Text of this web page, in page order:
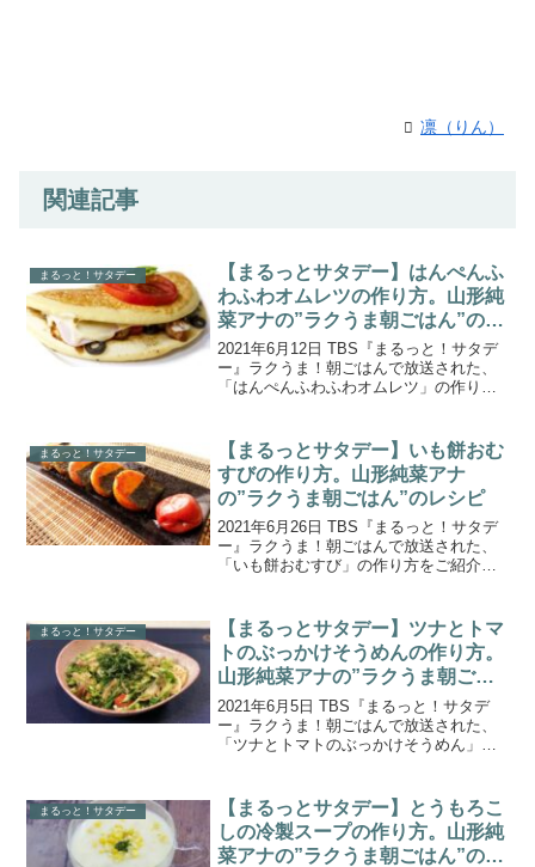
凛（りん）
関連記事
まるっと！サタデー
【まるっとサタデー】はんぺんふ
わふわオムレツの作り方。山形純
菜アナの”ラクうま朝ごはん”のレ
シピ
2021年6月12日 TBS『まるっと！サタデ
ー』ラクうま！朝ごはんで放送された、
「はんぺんふわふわオムレツ」の作り方
えてくれたのは、オンライン料理教室が
大人気の時短料...
まるっと！サタデー
【まるっとサタデー】いも餅おむ
すびの作り方。山形純菜アナ
の”ラクうま朝ごはん”のレシピ
2021年6月26日 TBS『まるっと！サタデ
ー』ラクうま！朝ごはんで放送された、
「いも餅おむすび」の作り方をご紹介し
たのは、オンライン料理教室が大人気の
時短料理研究家・...
まるっと！サタデー
【まるっとサタデー】ツナとトマ
トのぶっかけそうめんの作り方。
山形純菜アナの”ラクうま朝ごは
ん”のレシピ
2021年6月5日 TBS『まるっと！サタデ
ー』ラクうま！朝ごはんで放送された、
「ツナとトマトのぶっかけそうめん」の
は、簡単＆ヘルシーでこれからの暑い季
節にピッタリなマ...
まるっと！サタデー
【まるっとサタデー】とうもろこ
しの冷製スープの作り方。山形純
菜アナの”ラクうま朝ごはん”のレ